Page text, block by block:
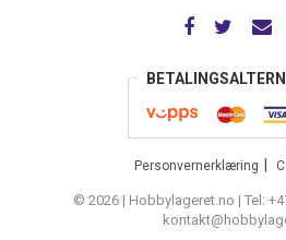
Personvernerklæring
© 2026 | Hobbylageret.no | Tel: